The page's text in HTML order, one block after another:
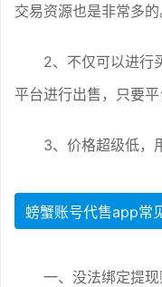
交易资源也是非常多的
2、不仅可以进行
平台进行出售，只要平
3、价格超级低，
螃蟹账号代售app常
一、没法绑定提现